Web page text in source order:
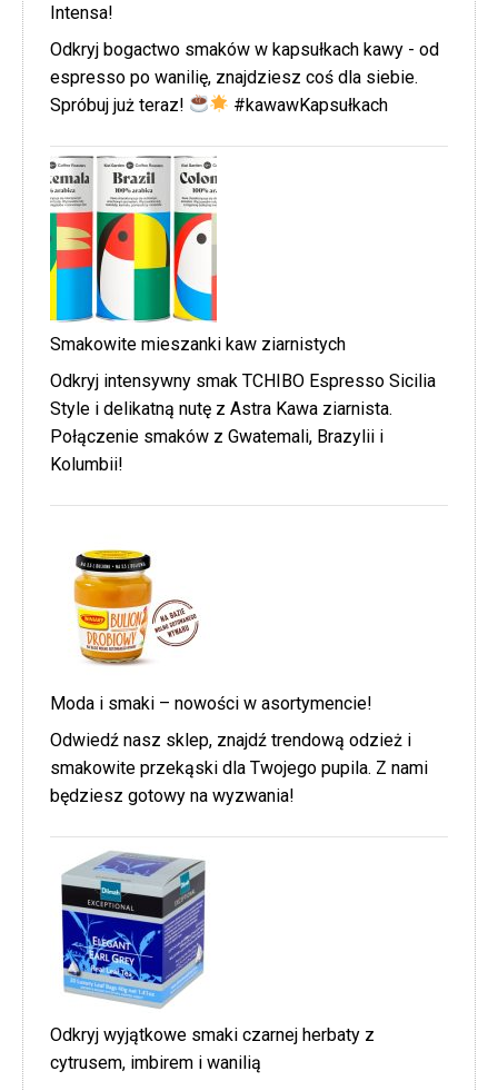
Intensa!
Odkryj bogactwo smaków w kapsułkach kawy - od
espresso po wanilię, znajdziesz coś dla siebie.
Spróbuj już teraz!
#kawawKapsułkach
Smakowite mieszanki kaw ziarnistych
Odkryj intensywny smak TCHIBO Espresso Sicilia
Style i delikatną nutę z Astra Kawa ziarnista.
Połączenie smaków z Gwatemali, Brazylii i
Kolumbii!
Moda i smaki – nowości w asortymencie!
Odwiedź nasz sklep, znajdź trendową odzież i
smakowite przekąski dla Twojego pupila. Z nami
będziesz gotowy na wyzwania!
Odkryj wyjątkowe smaki czarnej herbaty z
cytrusem, imbirem i wanilią